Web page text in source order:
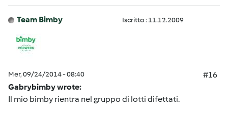
Team Bimby Iscritto : 11.12.2009
Mer, 09/24/2014 - 08:40
#16
Gabrybimby wrote:
Il mio bimby rientra nel gruppo di lotti difettati.